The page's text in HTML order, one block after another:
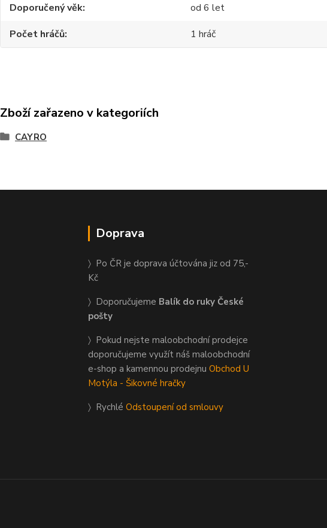
Doporučený věk
od 6 let
Počet hráčů
1 hráč
Zboží zařazeno v kategoriích
CAYRO
Doprava
〉 Po ČR je doprava účtována jiz od 75,-
Kč
〉 Doporučujeme Balík do ruky České
pošty
〉 Pokud nejste maloobchodní prodejce
doporučujeme využít náš maloobchodní
e-shop a kamennou prodejnuObchod U
Motýla - Šikovné hračky
〉 RychléOdstoupení od smlouvy